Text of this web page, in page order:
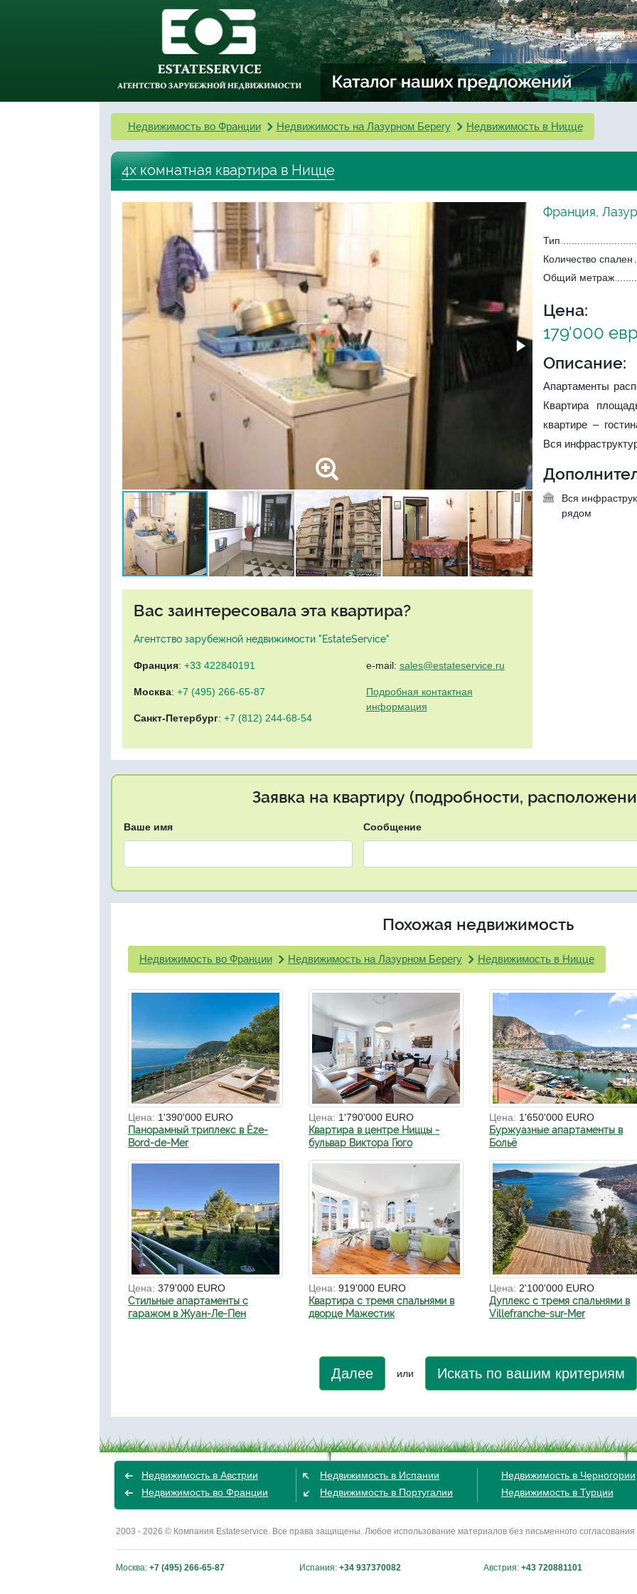
Недвижимость во Франции Недвижимость на Лазурном Берегу Недвижимость в Ницце
4х комнатная квартира в Ницце
Вас заинтересовала эта квартира?
Агентство зарубежной недвижимости "EstateService"
Франция: +33 422840191
Москва: +7 (495) 266-65-87
Санкт-Петербург: +7 (812) 244-68-54
e-mail: sales@estateservice.ru
Подробная контактная
информация
Франция,
Тип
Количество спален
Общий метраж
Цена:
179'000
Описание:
Апартаменты
Квартира
квартире –
Вся
Вся
рядом
Заявка на квартиру (подробности,
Ваше имя Сообщение
Похожая недвижимость
Недвижимость во Франции Недвижимость на Лазурном Берегу Недвижимость в Ницце
Цена: 1'390'000 EURO
Панорамный триплекс в Èze-
Bord-de-Mer
Цена: 1'790'000 EURO
Квартира в центре Ниццы -
бульвар Виктора Гюго
Цена: 1'650'000 EURO
Буржуазные апартаменты в
Больё
Цена: 379'000 EURO
Стильные апартаменты с
гаражом в Жуан-Ле-Пен
Цена: 919'000 EURO
Квартира с тремя спальнями в
дворце Мажестик
Цена: 2'100'000 EURO
Дуплекс с тремя спальнями в
Villefranche-sur-Mer
Далее или Искать по вашим критериям
Недвижимость в Австрии
Недвижимость во Франции
Недвижимость в Испании
Недвижимость в Португалии
Недвижимость в Черногории
Недвижимость в Турции
2003 - 2026 © Компания Estateservice. Все права защищены. Любое использование материалов без письменного
Москва: +7 (495) 266-65-87 Испания: +34 937370082 Австрия: +43 720881101